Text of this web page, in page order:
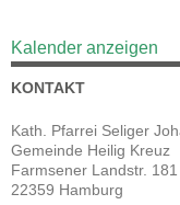
Kalender anzeigen
KONTAKT
Kath. Pfarrei Seliger
Gemeinde Heilig Kreuz
Farmsener Landstr. 181
22359 Hamburg